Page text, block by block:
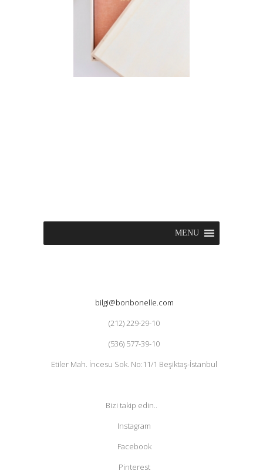
MENU
bilgi@bonbonelle.com
(212) 229-29-10
(536) 577-39-10
Etiler Mah. İncesu Sok. No:11/1 Beşiktaş-İstanbul
Bizi takip edin..
Instagram
Facebook
Pinterest